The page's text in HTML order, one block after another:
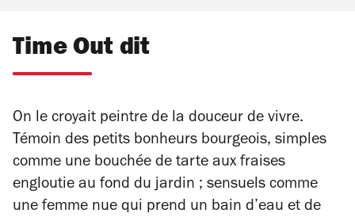
Time Out dit
On le croyait peintre de la douceur de vivre.
Témoin des petits bonheurs bourgeois, simples
comme une bouchée de tarte aux fraises
engloutie au fond du jardin ; sensuels comme
une femme nue qui prend un bain d’eau et de